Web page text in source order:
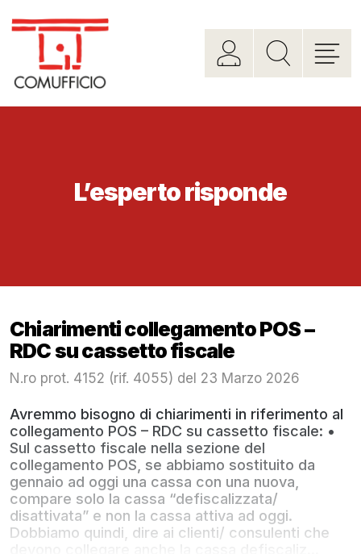
L’esperto risponde
Chiarimenti collegamento POS –
RDC su cassetto fiscale
N.ro prot. 4152 (rif. 4055) del 23 Marzo 2026
Avremmo bisogno di chiarimenti in riferimento al
collegamento POS – RDC su cassetto fiscale: •
Sul cassetto fiscale nella sezione del
collegamento POS, se abbiamo sostituito da
gennaio ad oggi una cassa con una nuova,
compare solo la cassa “defiscalizzata/
disattivata” e non la cassa attiva ad oggi.
Dobbiamo quindi, dire ai clienti/ consulenti che